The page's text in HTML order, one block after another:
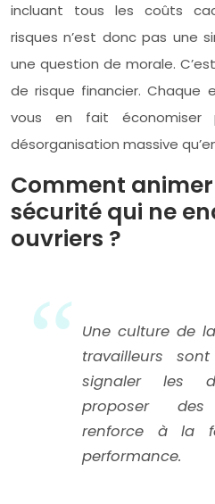
incluant tous les coûts
risques n’est donc pas une
une question de morale.
de risque financier. Chaque
vous en fait économiser
désorganisation massive
Comment
sécurité qui ne
ouvriers ?
Une culture de
travailleurs
signaler les
proposer des
renforce à la
performance.